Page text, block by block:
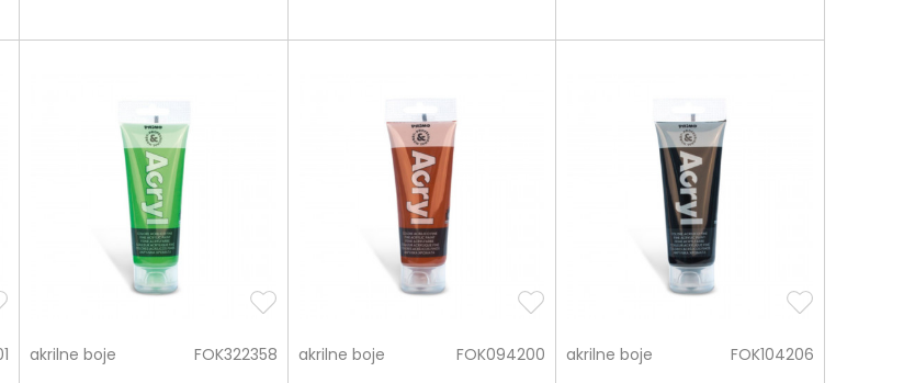
akrilne boje FOK322358 akrilne boje FOK094200 akrilne boje FOK104206